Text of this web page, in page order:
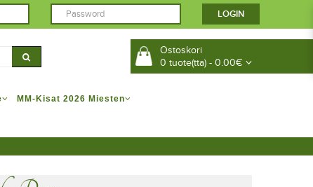
Ostoskori
0 tuote(tta) - 0.00€
MM-Kisat 2026 Miesten